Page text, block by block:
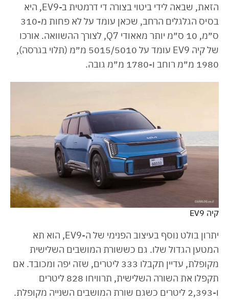
הזאת, שבאה לידי ביטוי בצורה די דרמטית ב-EV9, היא
בסיס הגלגלים הרחב, שכאן עומד על לא פחות מ-310
ס״מ, 10 ס״מ יותר מאאודי Q7, לצורך ההשוואה. אורכו
של קיה EV9 עומד על 5015/5010 מ״מ (תלוי בגרסה),
1980 מ״מ רוחב ו-1780 מ״מ גובה.
קיה EV9
יתרון בולט נוסף בעיצוב הפנימי של ה-EV9, הוא תא
המטען הגדול שלו. גם כששורת המושבים השלישית
מקופלת, עדיין תקבלו 333 ליטרים, שזה יפה ומכובד. אם
תקפלו את השורה השלישית, תרוויחו 828 ליטרים
ו-2,393 ליטרים כשגם שורת המושבים השנייה מקופלת.